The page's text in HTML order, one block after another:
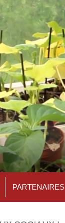
PARTENAIRES